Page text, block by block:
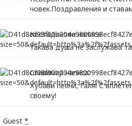
човек.Поздравления и
Костадинова написа:
Такава душа не заслужава
Славимир написа:
Хубави песни, Галя! С
своему!
Guest *